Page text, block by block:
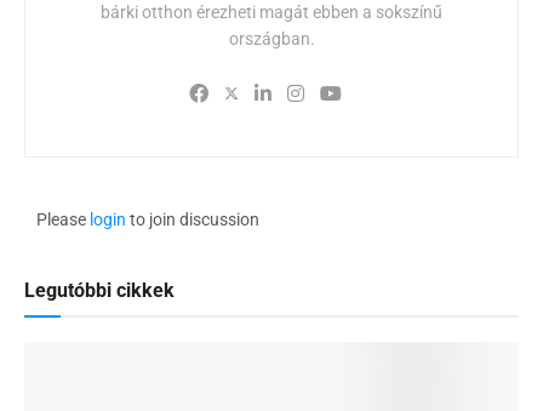
bárki otthon érezheti magát ebben a sokszínű
országban.
Please login to join discussion
Legutóbbi cikkek